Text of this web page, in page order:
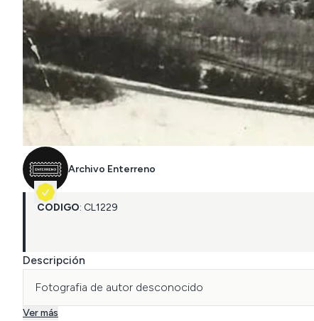
Archivo Enterreno
CÓDIGO: CL1229
Descripción
Fotografia de autor desconocido
Ver más